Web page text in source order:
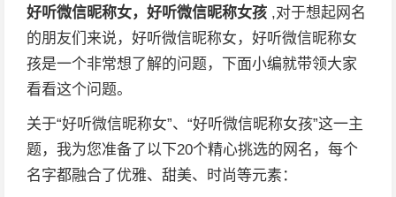
好听微信昵称女，好听微信昵称女孩 ,对于想起网名
的朋友们来说，好听微信昵称女，好听微信昵称女
孩是一个非常想了解的问题，下面小编就带领大家
看看这个问题。
关于“好听微信昵称女”、“好听微信昵称女孩”这一主
题，我为您准备了以下20个精心挑选的网名，每个
名字都融合了优雅、甜美、时尚等元素：